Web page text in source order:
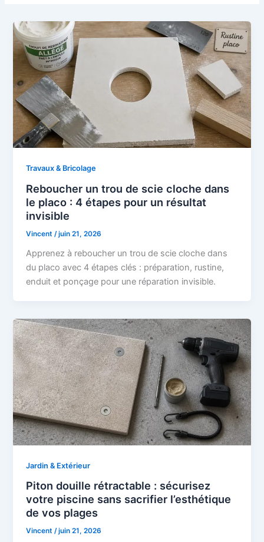
Travaux & Bricolage
Reboucher un trou de scie cloche dans
le placo : 4 étapes pour un résultat
invisible
Vincent /juin 21, 2026
Apprenez à reboucher un trou de scie cloche dans
du placo avec 4 étapes clés : préparation, rustine,
enduit et ponçage pour une réparation invisible.
Jardin & Extérieur
Piton douille rétractable : sécurisez
votre piscine sans sacrifier l’esthétique
de vos plages
Vincent/juin 21, 2026